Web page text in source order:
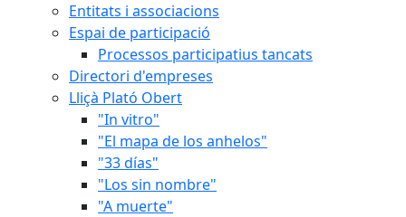
Entitats i associacions
Espai de participació
Processos participatius tancats
Directori d'empreses
Lliçà Plató Obert
"In vitro"
"El mapa de los anhelos"
"33 días"
"Los sin nombre"
"A muerte"